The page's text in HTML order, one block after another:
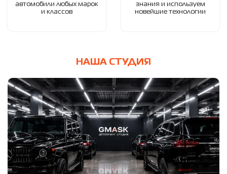
автомобили любых марок
и классов
знания и используем
новейшие технологии
НАША СТУДИЯ